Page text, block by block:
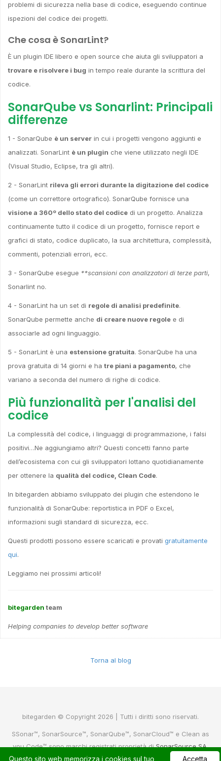
problemi di sicurezza nella base di codice, eseguendo continue
ispezioni del codice dei progetti.
Che cosa è SonarLint?
È un plugin IDE libero e open source che aiuta gli sviluppatori a
trovare e risolvere i bug in tempo reale durante la scrittura del
codice.
SonarQube vs Sonarlint: Principali
differenze
1 - SonarQube è un server in cui i progetti vengono aggiunti e
analizzati. SonarLint è un plugin che viene utilizzato negli IDE
(Visual Studio, Eclipse, tra gli altri).
2 - SonarLint rileva gli errori durante la digitazione del codice
(come un correttore ortografico). SonarQube fornisce una
visione a 360º dello stato del codice di un progetto. Analizza
continuamente tutto il codice di un progetto, fornisce report e
grafici di stato, codice duplicato, la sua architettura, complessità,
commenti, potenziali errori, ecc.
3 - SonarQube esegue **scansioni con analizzatori di terze parti,
Sonarlint no.
4 - SonarLint ha un set di regole di analisi predefinite.
SonarQube permette anche di creare nuove regole e di
associarle ad ogni linguaggio.
5 - SonarLint è una estensione gratuita. SonarQube ha una
prova gratuita di 14 giorni e ha tre piani a pagamento, che
variano a seconda del numero di righe di codice.
Più funzionalità per l'analisi del
codice
La complessità del codice, i linguaggi di programmazione, i falsi
positivi…Ne aggiungiamo altri? Questi concetti fanno parte
dell’ecosistema con cui gli sviluppatori lottano quotidianamente
per ottenere la qualità del codice, Clean Code.
In bitegarden abbiamo sviluppato dei plugin che estendono le
funzionalità di SonarQube: reportistica in PDF o Excel,
informazioni sugli standard di sicurezza, ecc.
Questi prodotti possono essere scaricati e provati gratuitamente
qui.
Leggiamo nei prossimi articoli!
bitegarden team
Helping companies to develop better software
Torna al blog
bitegarden © Copyright 2026 | Tutti i diritti sono riservati.
SSonar™, SonarSource™, SonarQube™, SonarCloud™ e Clean as
you Code™ sono marchi registrati proprietà diSonarSource SA.
Per maggiori informazioni visita il sitosonarsource sonarcloud
Accetta
Questo sito web memorizza i cookies sul tuo